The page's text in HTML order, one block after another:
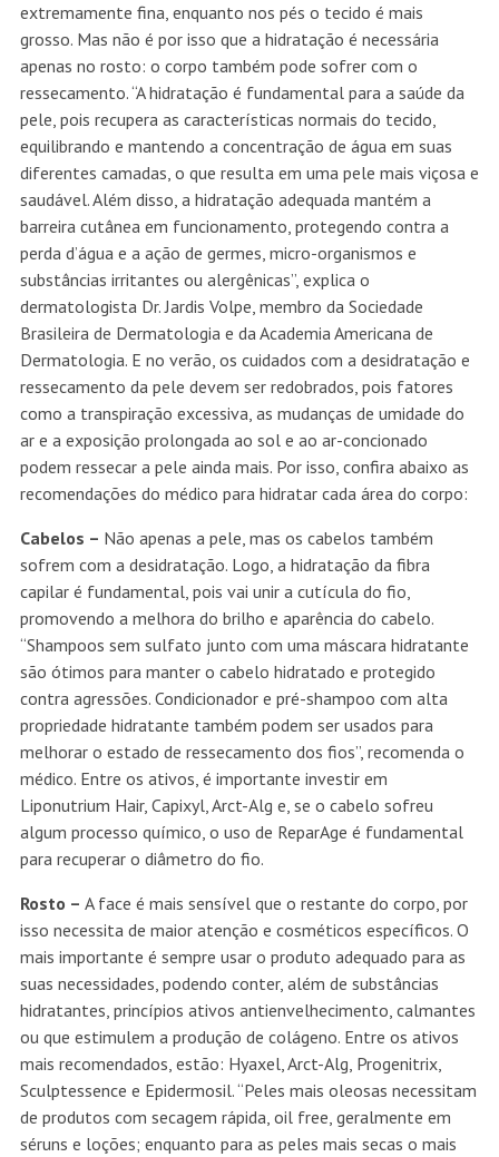
extremamente fina, enquanto nos pés o tecido é mais
grosso. Mas não é por isso que a hidratação é necessária
apenas no rosto: o corpo também pode sofrer com o
ressecamento. “A hidratação é fundamental para a saúde da
pele, pois recupera as características normais do tecido,
equilibrando e mantendo a concentração de água em suas
diferentes camadas, o que resulta em uma pele mais viçosa e
saudável. Além disso, a hidratação adequada mantém a
barreira cutânea em funcionamento, protegendo contra a
perda d’água e a ação de germes, micro-organismos e
substâncias irritantes ou alergênicas”, explica o
dermatologista Dr. Jardis Volpe, membro da Sociedade
Brasileira de Dermatologia e da Academia Americana de
Dermatologia. E no verão, os cuidados com a desidratação e
ressecamento da pele devem ser redobrados, pois fatores
como a transpiração excessiva, as mudanças de umidade do
ar e a exposição prolongada ao sol e ao ar-concionado
podem ressecar a pele ainda mais. Por isso, confira abaixo as
recomendações do médico para hidratar cada área do corpo:
Cabelos – Não apenas a pele, mas os cabelos também
sofrem com a desidratação. Logo, a hidratação da fibra
capilar é fundamental, pois vai unir a cutícula do fio,
promovendo a melhora do brilho e aparência do cabelo.
“Shampoos sem sulfato junto com uma máscara hidratante
são ótimos para manter o cabelo hidratado e protegido
contra agressões. Condicionador e pré-shampoo com alta
propriedade hidratante também podem ser usados para
melhorar o estado de ressecamento dos fios”, recomenda o
médico. Entre os ativos, é importante investir em
Liponutrium Hair, Capixyl, Arct-Alg e, se o cabelo sofreu
algum processo químico, o uso de ReparAge é fundamental
para recuperar o diâmetro do fio.
Rosto – A face é mais sensível que o restante do corpo, por
isso necessita de maior atenção e cosméticos específicos. O
mais importante é sempre usar o produto adequado para as
suas necessidades, podendo conter, além de substâncias
hidratantes, princípios ativos antienvelhecimento, calmantes
ou que estimulem a produção de colágeno. Entre os ativos
mais recomendados, estão: Hyaxel, Arct-Alg, Progenitrix,
Sculptessence e Epidermosil. “Peles mais oleosas necessitam
de produtos com secagem rápida, oil free, geralmente em
séruns e loções; enquanto para as peles mais secas o mais